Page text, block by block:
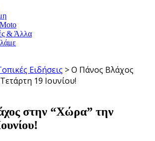
& Άλλα
Ειδήσεις >Ο Πάνος Βλάχος
19 Ιουνίου!
στην “Χώρα” την